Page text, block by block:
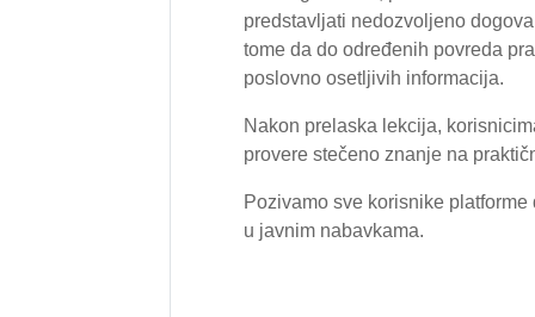
predstavljati nedozvoljeno
tome da do određenih povreda
poslovno osetljivih informacija.
Nakon prelaska lekcija,
provere stečeno znanje na
Pozivamo sve korisnike
u javnim nabavkama.